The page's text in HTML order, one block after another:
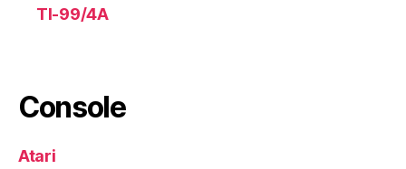
TI-99/4A
Console
Atari